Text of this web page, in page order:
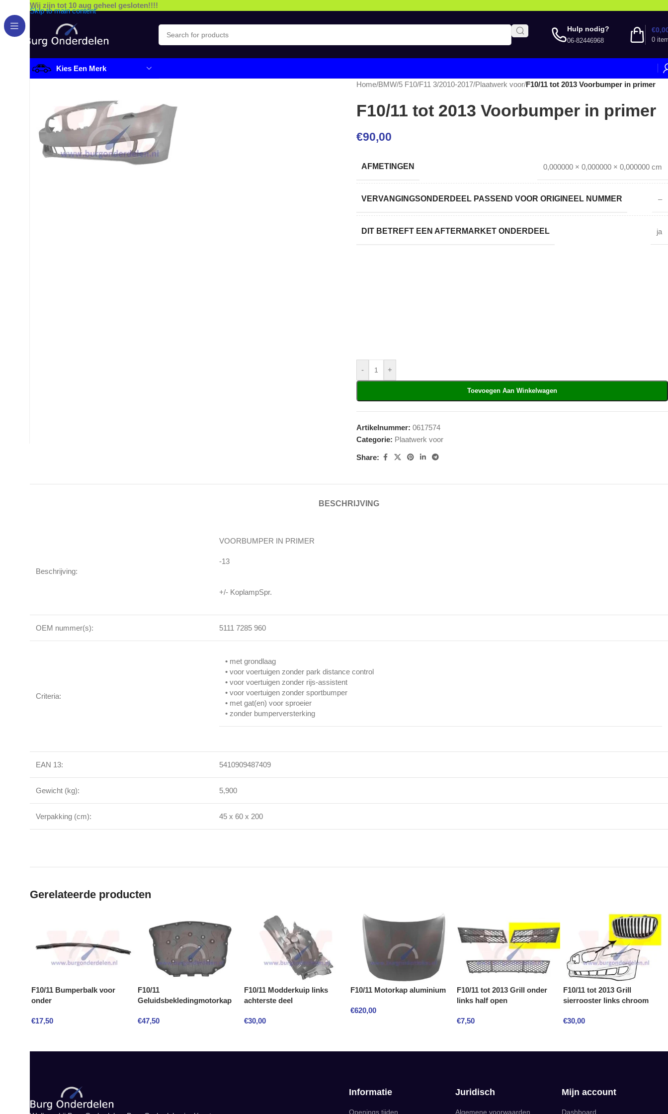
Skip to main content
Wij zijn tot 10 aug geheel gesloten!!!!
Hulp nodig?
06-82446968 0
€
Kies Een Merk
Home/BMW/5 F10/F11 3/2010-2017/Plaatwerk voor/F10/11 tot 2013 Voorbumper in primer
F10/11 tot 2013 Voorbumper in primer
€90,00
AFMETINGEN 0,000000 × 0,000000 × 0,000000 cm
VERVANGINGSONDERDEEL PASSEND VOOR ORIGINEEL NUMMER –
DIT BETREFT EEN AFTERMARKET ONDERDEEL ja
- +
Toevoegen Aan Winkelwagen
Artikelnummer: 0617574
Categorie: Plaatwerk voor
Share:
BESCHRIJVING
Beschrijving:
VOORBUMPER IN PRIMER
-13
+/- KoplampSpr.
OEM nummer(s): 5111 7285 960
Criteria:
• met grondlaag
• voor voertuigen zonder park distance control
• voor voertuigen zonder rijs-assistent
• voor voertuigen zonder sportbumper
• met gat(en) voor sproeier
• zonder bumperversterking
EAN 13: 5410909487409
Gewicht (kg): 5,900
Verpakking (cm): 45 x 60 x 200
Gerelateerde producten
F10/11 Bumperbalk voor
onder
€17,50
F10/11
Geluidsbekledingmotorkap
€47,50
F10/11 Modderkuip links
achterste deel
€30,00
F10/11 Motorkap aluminium
€620,00
F10/11 tot 2013 Grill onder
links half open
€7,50
F10/11 tot 2013 Grill
sierrooster links chroom
€30,00
Informatie
Openings tijden
Juridisch
Algemene voorwaarden
Mijn account
Dashboard